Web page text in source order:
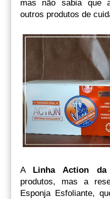
mas não sabia que
outros produtos de
A Linha Action da
produtos, mas a
Esponja Esfoliante,